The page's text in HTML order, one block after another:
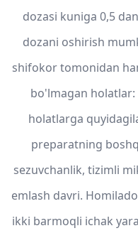
dozasi kuniga 0,5
dozani oshirish
shifokor tomonidan
bo'lmagan
holatlarga
preparatning
sezuvchanlik, tizimli
emlash davri.
ikki barmoqli ichak